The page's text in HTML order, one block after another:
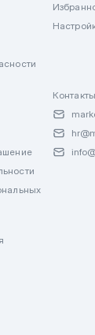
Контакты